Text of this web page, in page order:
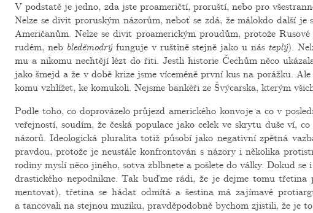
V pod­sta­tě je jedno, zda jste pro­a­me­rič­tí, pro­ruš­tí, nebo pro
Nelze se divit pro­rus­kým ná­zo­rům, neboť se zdá, že má­lo­kdo další
Ame­ri­ča­nům. Nelze se divit pro­a­me­ric­kým proudům, pro­to­že
rudém, neb ble­dě­mod­rýfun­gu­je v ruš­ti­ně stej­ně jako u nás teplý).
mu a ni­ko­mu ne­chtě­jí lézt do řiti. Jest­li his­to­rie Če­chům něco
jako šmejd a že v době krize jsme ví­ce­mé­ně první kus na po­ráž­ku.
ko­mu vzhlí­žet, ke ko­mu­ko­li. Nejsme ban­ké­ři ze Švý­car­ska, kte­rým
Podle toho, co do­pro­vá­ze­lo prů­jezd ame­ric­ké­ho kon­vo­je a co v
ve­řej­nos­tí, sou­dím, že česká po­pu­la­ce jako celek ve skry­tu duše ví,
ná­zo­rů. Ide­o­lo­gic­ká plu­ra­li­ta totiž pů­so­bí jako ne­ga­tiv­ní zpět­ná
prav­dou, pro­to­že je ne­u­stá­le kon­fron­to­ván s ná­zo­ry i ně­ko­li­ka
ro­di­ny myslí něco ji­né­ho, sotva zblb­ne­te a po­šle­te do války. Dokud
dras­tic­ké­ho ne­pod­nik­ne. Tak buďme rádi, že je dejme tomu
men­to­vat), tře­ti­na se hádat od­mí­tá a šes­ti­na má za­jí­ma­vé
a tan­co­va­li na stej­nou mu­zi­ku, prav­dě­po­dob­ně bychom zjis­ti­li, že je